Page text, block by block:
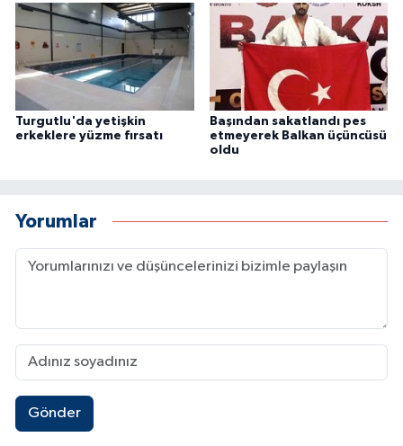
Turgutlu'da yetişkin
erkeklere yüzme fırsatı
Başından sakatlandı pes
etmeyerek Balkan üçüncüsü
oldu
Yorumlar
Gönder